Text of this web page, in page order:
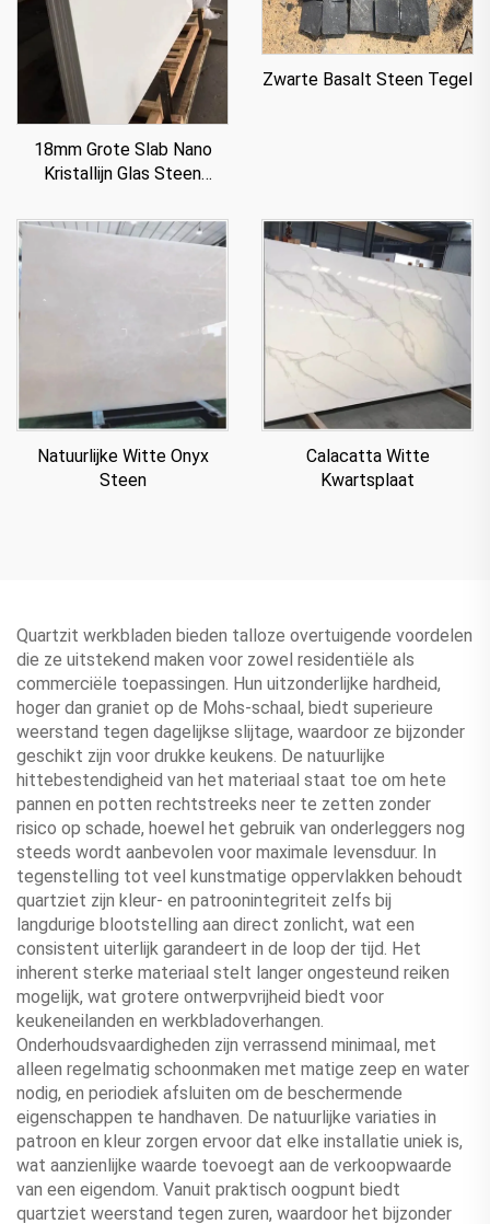
18mm Grote Slab Nano
Kristallijn Glas Steen
Zwarte Basalt Steen Tegel
Natuurlijke Witte Onyx
Steen
Calacatta Witte
Kwartsplaat
Quartzit werkbladen bieden talloze overtuigende voordelen
die ze uitstekend maken voor zowel residentiële als
commerciële toepassingen. Hun uitzonderlijke hardheid,
hoger dan graniet op de Mohs-schaal, biedt superieure
weerstand tegen dagelijkse slijtage, waardoor ze bijzonder
geschikt zijn voor drukke keukens. De natuurlijke
hittebestendigheid van het materiaal staat toe om hete
pannen en potten rechtstreeks neer te zetten zonder
risico op schade, hoewel het gebruik van onderleggers nog
steeds wordt aanbevolen voor maximale levensduur. In
tegenstelling tot veel kunstmatige oppervlakken behoudt
quartziet zijn kleur- en patroonintegriteit zelfs bij
langdurige blootstelling aan direct zonlicht, wat een
consistent uiterlijk garandeert in de loop der tijd. Het
inherent sterke materiaal stelt langer ongesteund reiken
mogelijk, wat grotere ontwerpvrijheid biedt voor
keukeneilanden en werkbladoverhangen.
Onderhoudsvaardigheden zijn verrassend minimaal, met
alleen regelmatig schoonmaken met matige zeep en water
nodig, en periodiek afsluiten om de beschermende
eigenschappen te handhaven. De natuurlijke variaties in
patroon en kleur zorgen ervoor dat elke installatie uniek is,
wat aanzienlijke waarde toevoegt aan de verkoopwaarde
van een eigendom. Vanuit praktisch oogpunt biedt
quartziet weerstand tegen zuren, waardoor het bijzonder